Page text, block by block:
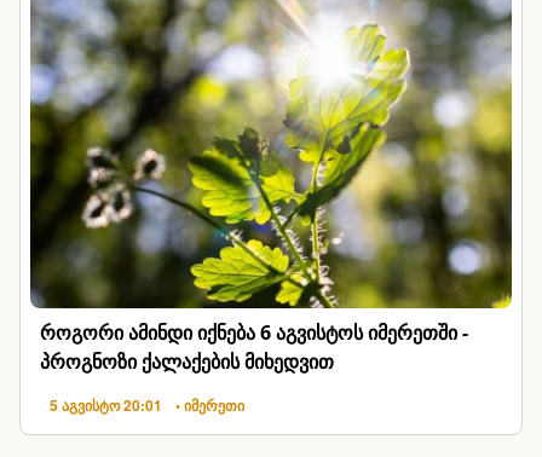
როგორი ამინდი იქნება 6 აგვისტოს იმერეთში -
პროგნოზი ქალაქების მიხედვით
5 აგვისტო 20:01 • იმერეთი